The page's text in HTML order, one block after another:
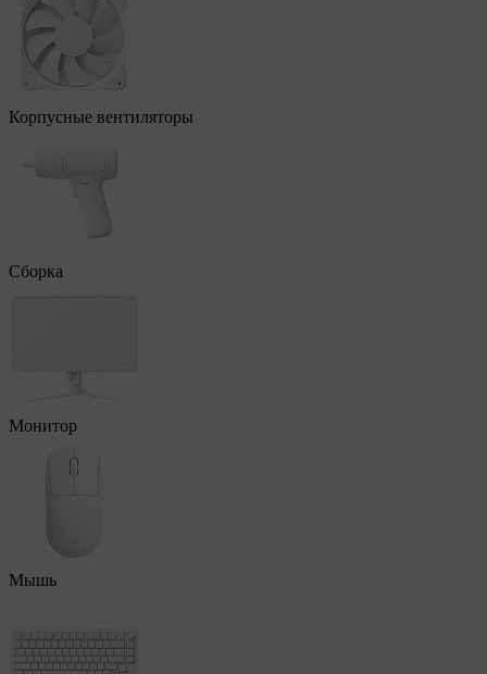
Корпусные вентиляторы
Сборка
Монитор
Мышь